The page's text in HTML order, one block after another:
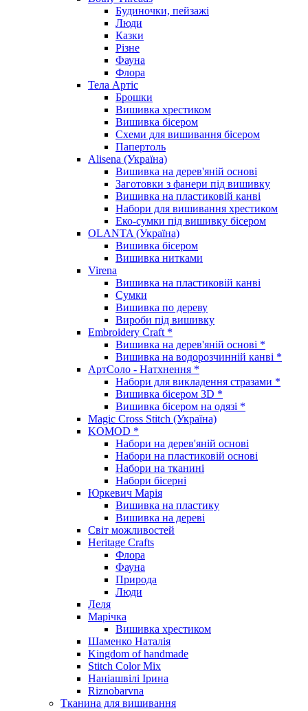
Будиночки, пейзажі
Люди
Казки
Різне
Фауна
Флора
Тела Артіс
Брошки
Вишивка хрестиком
Вишивка бісером
Схеми для вишивання бісером
Папертоль
Alisena (Україна)
Вишивка на дерев'яній основі
Заготовки з фанери під вишивку
Вишивка на пластиковій канві
Набори для вишивання хрестиком
Еко-сумки під вишивку бісером
OLANTA (Україна)
Вишивка бісером
Вишивка нитками
Virena
Вишивка на пластиковій канві
Сумки
Вишивка по дереву
Вироби під вишивку
Embroidery Craft *
Вишивка на дерев'яній основі *
Вишивка на водорозчинній канві *
АртСоло - Натхнення *
Набори для викладення стразами *
Вишивка бісером 3D *
Вишивка бісером на одязі *
Magic Cross Stitch (Україна)
KOMOD *
Набори на дерев'яній основі
Набори на пластиковій основі
Набори на тканині
Набори бісерні
Юркевич Марія
Вишивка на пластику
Вишивка на дереві
Світ можливостей
Heritage Crafts
Флора
Фауна
Природа
Люди
Леля
Марічка
Вишивка хрестиком
Шаменко Наталія
Kingdom of handmade
Stitch Color Mix
Наніашвілі Ірина
Riznobarvna
Тканина для вишивання